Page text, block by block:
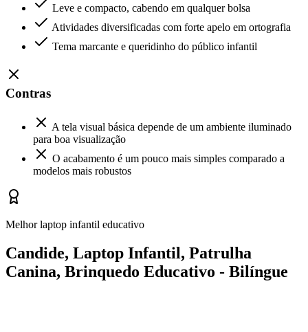
Leve e compacto, cabendo em qualquer bolsa
Atividades diversificadas com forte apelo em ortografia
Tema marcante e queridinho do público infantil
Contras
A tela visual básica depende de um ambiente iluminado
para boa visualização
O acabamento é um pouco mais simples comparado a
modelos mais robustos
Melhor laptop infantil educativo
Candide, Laptop Infantil, Patrulha
Canina, Brinquedo Educativo - Bilíngue